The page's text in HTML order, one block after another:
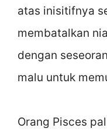
atas inisitifnya
membatalkan
dengan
malu untuk
Orang Pisces